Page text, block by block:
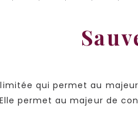
qui permet au
permet au majeur de